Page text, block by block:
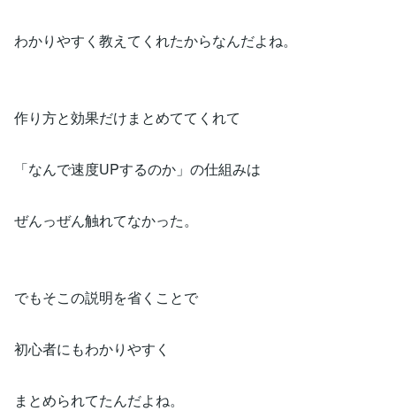
わかりやすく教えてくれたからなんだよね。
作り方と効果だけまとめててくれて
「なんで速度UPするのか」の仕組みは
ぜんっぜん触れてなかった。
でもそこの説明を省くことで
初心者にもわかりやすく
まとめられてたんだよね。